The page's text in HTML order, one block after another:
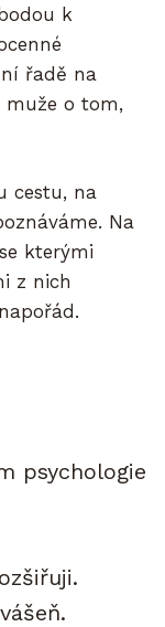
k
řadě na
muže o tom,
cestu, na
Na
kterými
z nich
psychologie